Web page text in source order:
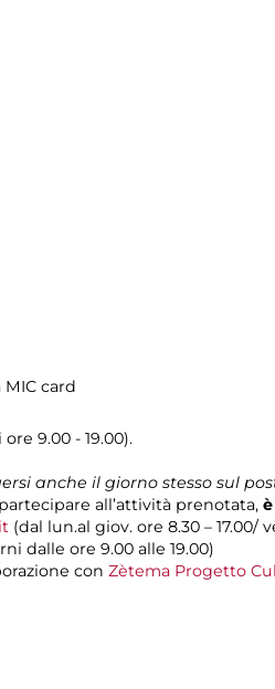
card
9.00 - 19.00).
anche il giorno stesso sul
all’attività prenotata,
(dal lun.al giov. ore 8.30 – 17.00/
dalle ore 9.00 alle 19.00)
con Zètema Progetto